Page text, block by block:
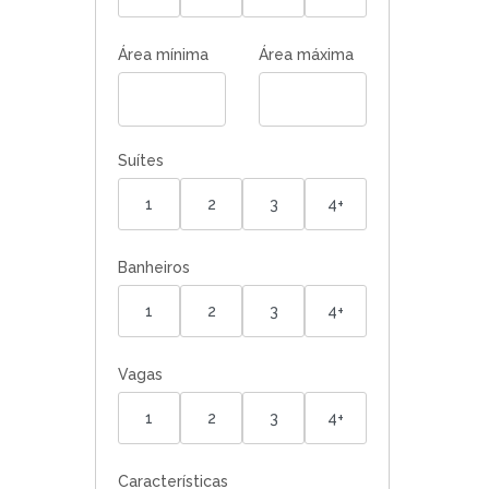
Área mínima Área máxima
Suítes
1 2 3 4+
Banheiros
1 2 3 4+
Vagas
1 2 3 4+
Características